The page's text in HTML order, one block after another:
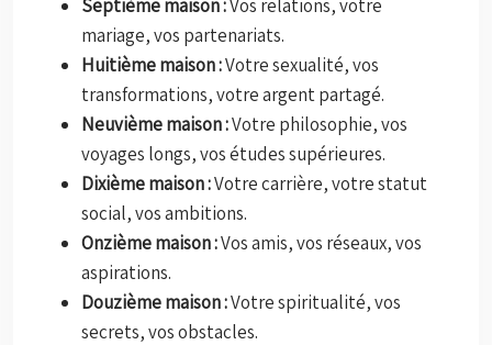
Septième maison :Vos relations, votre
mariage, vos partenariats.
Huitième maison :Votre sexualité, vos
transformations, votre argent partagé.
Neuvième maison :Votre philosophie, vos
voyages longs, vos études supérieures.
Dixième maison :Votre carrière, votre statut
social, vos ambitions.
Onzième maison :Vos amis, vos réseaux, vos
aspirations.
Douzième maison :Votre spiritualité, vos
secrets, vos obstacles.